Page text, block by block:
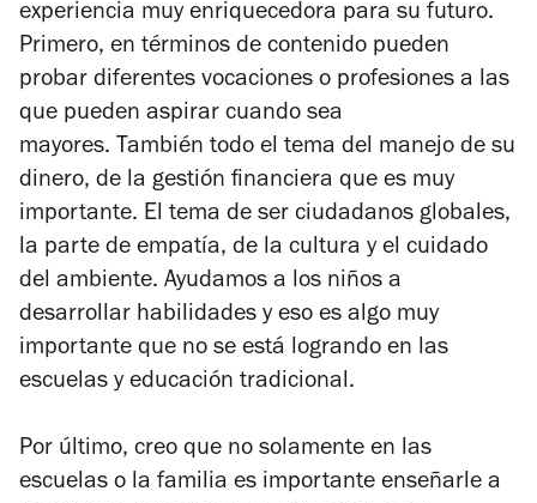
experiencia muy enriquecedora para su futuro.
Primero, en términos de contenido pueden
probar diferentes vocaciones o profesiones a las
que pueden aspirar cuando sea
mayores. También todo el tema del manejo de su
dinero, de la gestión financiera que es muy
importante. El tema de ser ciudadanos globales,
la parte de empatía, de la cultura y el cuidado
del ambiente. Ayudamos a los niños a
desarrollar habilidades y eso es algo muy
importante que no se está logrando en las
escuelas y educación tradicional.
Por último, creo que no solamente en las
escuelas o la familia es importante enseñarle a